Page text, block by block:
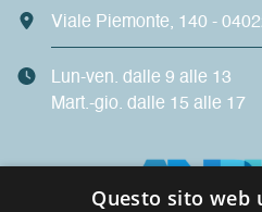
Viale Piemonte, 140 -
Lun-ven. dalle 9 alle 13
Mart.-gio. dalle 15 alle 17
Questo sito web